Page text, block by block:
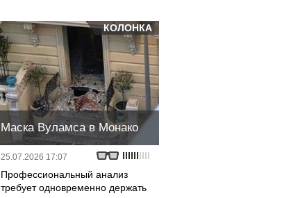
КОЛОНКА
Маска Вуламса в Монако
25.07.2026 17:07
Профессиональный анализ
требует одновременно держать